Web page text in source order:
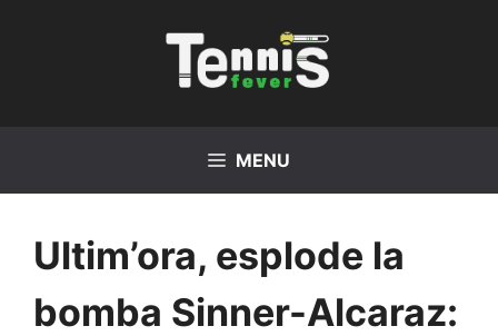
MENU
Ultim’ora, esplode la
bomba Sinner-Alcaraz: